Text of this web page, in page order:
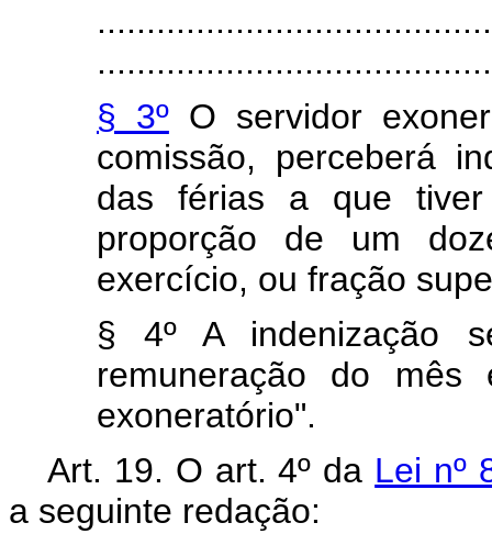
§ 3ºO servidor
comissão, perceberá
das férias a que
proporção de um
exercício, ou fração
§ 4º A indenização
remuneração do
exoneratório".
Art. 19. O art. 4º da Lei nº
a seguinte redação: